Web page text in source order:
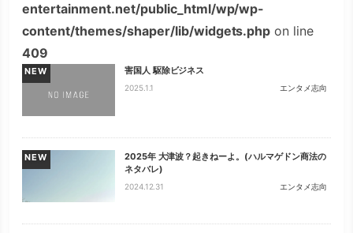
entertainment.net/public_html/wp/wp-
content/themes/shaper/lib/widgets.php on line
409
NEW 害国人 駆除ビジネス
2025.1.1 エンタメ志向
NEW
2025年 大津波？起きねーよ。(ハルマゲドン商法の
ネタバレ)
2024.12.31 エンタメ志向